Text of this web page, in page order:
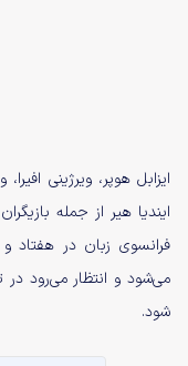
ایزابل هوپر، ویرژینی
ایندیا هیر از جمله
فرانسوی زبان در هفتاد
شود.